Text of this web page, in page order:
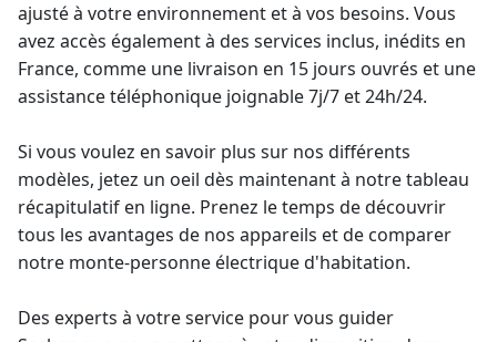
ajusté à votre environnement et à vos besoins. Vous
avez accès également à des services inclus, inédits en
France, comme une livraison en 15 jours ouvrés et une
assistance téléphonique joignable 7j/7 et 24h/24.
Si vous voulez en savoir plus sur nos différents
modèles, jetez un oeil dès maintenant à notre tableau
récapitulatif en ligne. Prenez le temps de découvrir
tous les avantages de nos appareils et de comparer
notre monte-personne électriqued'habitation.
Des experts à votre service pour vous guider